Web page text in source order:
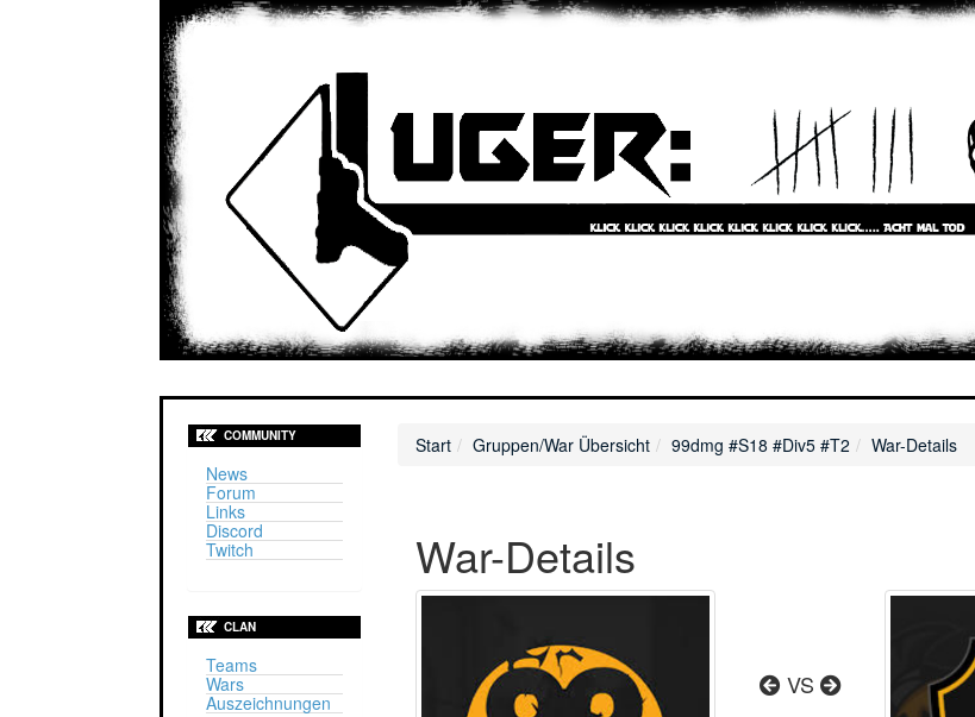
COMMUNITY
News
Forum
Links
Discord
Twitch
CLAN
Teams
Wars
Auszeichnungen
Start Gruppen/War Übersicht 99dmg #S18 #Div5 #T2 War-Details
War-Details
VS